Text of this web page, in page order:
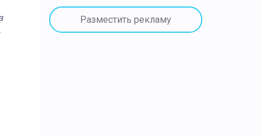
Разместить рекламу